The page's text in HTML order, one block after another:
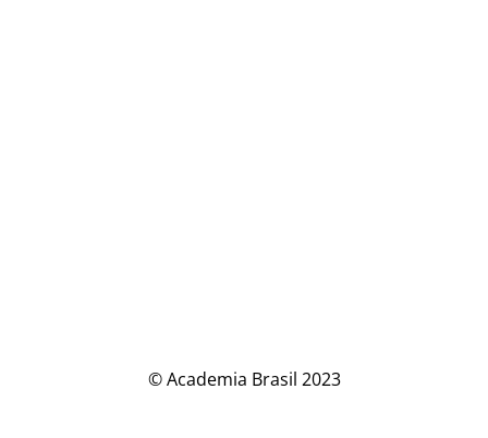
© Academia Brasil 2023